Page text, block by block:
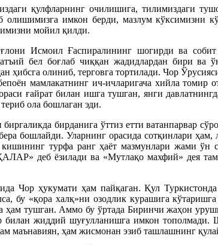
қулфларнинг очилишига, тилимиздаги
имкон берди, мазлум кўксимизни
мойил қилди.
Исмоил Ғаспиралининг шогирди ва
бел боғлаб чиққан жадидлардан бири
ҳибсга олиниб, терговга тортилади. Чор
мамлакатнинг ич-ичларигача хийла томир
ғайрат билан ишга тушган, янги
ола бошлаган эди.
бирданига ўттиз етти ватанпарвар
бошлайди. Уларнинг орасида сотқинлари
турфа ранг ҳаёт мазмунлари жами ўн
деб ёзилади ва «Мутлақо махфий» дея
Чор ҳукумати ҳам пайқаган. Қул
бу «қора халқ»ни озодлик курашига
ҳам тушган. Аммо бу ўртада Биринчи жаҳон
билан жиддий шуғулланишга имкон
маънавиян, ҳам жисмонан эзиб ташлашнинг